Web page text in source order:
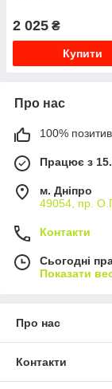
2 025 ₴
Купити
Про нас
100%
Працює з
м. Дніпро
49054, пр.
Контакти
Сьогодні
Показати
Про нас
Контакти